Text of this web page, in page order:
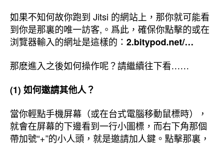
如果不知何故你跑到 Jitsi 的網站上，那你就可能看
到你是那裏的唯一訪客,。爲此，確保你點擊的或在
浏覽器輸入的網址是這樣的： 2.bitypod.net/…
那麽進入之後如何操作呢？請繼續往下看……
(1) 如何邀請其他人？
當你輕點手機屏幕（或在台式電腦移動鼠標時），
就會在屏幕的下邊看到一行小圖標，而右下角那個
帶加號“+”的小人頭，就是邀請加人鍵。點擊那裏，